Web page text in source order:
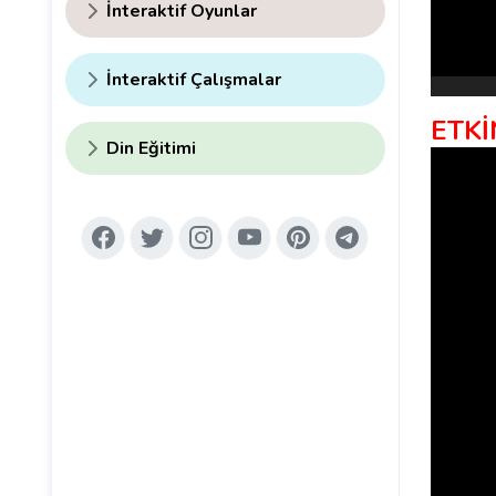
İnteraktif Oyunlar
İnteraktif Çalışmalar
Din Eğitimi